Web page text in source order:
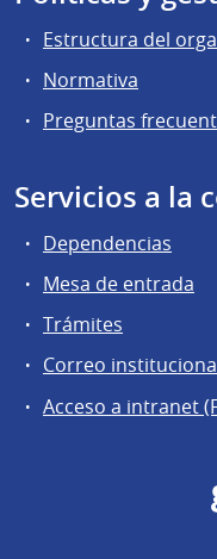
Estructura del
Normativa
Preguntas
Servicios a la
Dependencias
Mesa de entrada
Trámites
Correo
Acceso a intranet